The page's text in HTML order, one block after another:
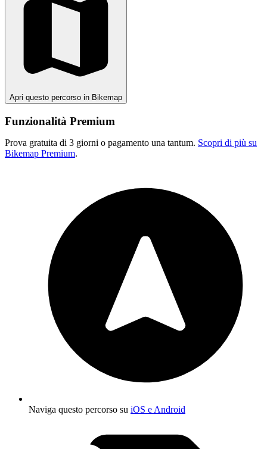
Apri questo percorso in Bikemap
Funzionalità Premium
Prova gratuita di 3 giorni o pagamento una tantum. Scopri di più su
Bikemap Premium.
Naviga questo percorso su iOS e Android